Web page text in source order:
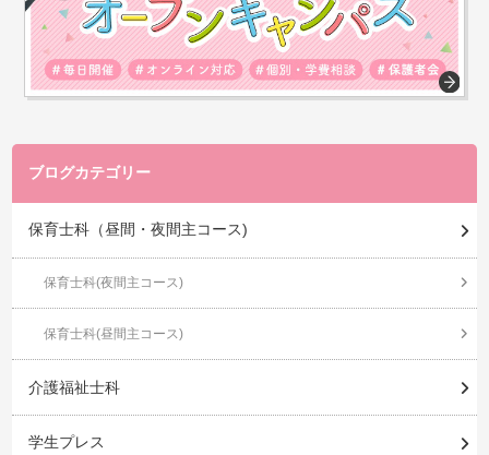
ブログカテゴリー
保育士科（昼間・夜間主コース)
保育士科(夜間主コース)
保育士科(昼間主コース)
介護福祉士科
学生プレス